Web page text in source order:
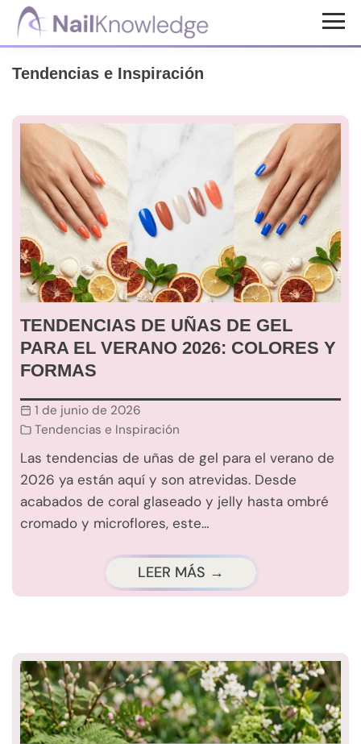
Saltar
principal
Saltar
de
Conocimientos
de
uñas
Tendencias e Inspiración
TENDENCIAS DE UÑAS DE GEL
PARA EL VERANO 2026: COLORES Y
FORMAS
1 de junio de 2026
Tendencias e Inspiración
Las tendencias de uñas de gel para el verano de
2026 ya están aquí y son atrevidas. Desde
acabados de coral glaseado y jelly hasta ombré
cromado y microflores, este…
LEER MÁS →